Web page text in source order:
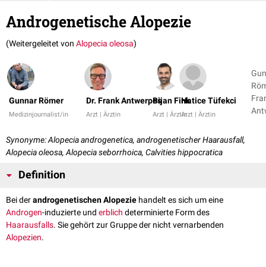
Androgenetische Alopezie
(Weitergeleitet von Alopecia oleosa)
Gunnar Römer
Medizinjournalist/in
Dr. Frank Antwerpes
Arzt | Ärztin
Bijan Fink
Arzt | Ärztin
Hatice Tüfekci
Arzt | Ärztin
Synonyme: Alopecia androgenetica, androgenetischer Haarausfall,
Alopecia oleosa, Alopecia seborrhoica, Calvities hippocratica
Definition
Bei derandrogenetischen Alopezie handelt es sich um eine
Androgen-induzierte und erblich determinierte Form des
Haarausfalls. Sie gehört zur Gruppe der nicht vernarbenden
Alopezien.